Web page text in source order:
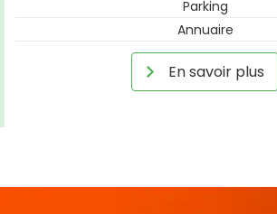
Parking
Annuaire
En savoir plus